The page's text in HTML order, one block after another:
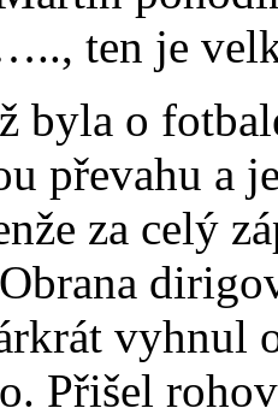
ten je
byla o
převahu a
za celý
vyhnul
Přišel